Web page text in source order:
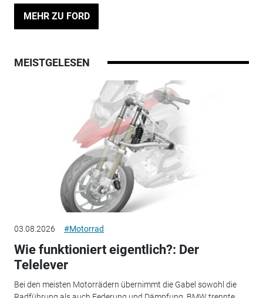
MEHR ZU FORD
MEISTGELESEN
03.08.2026 #Motorrad
Wie funktioniert eigentlich?: Der
Telelever
Bei den meisten Motorrädern übernimmt die Gabel sowohl die